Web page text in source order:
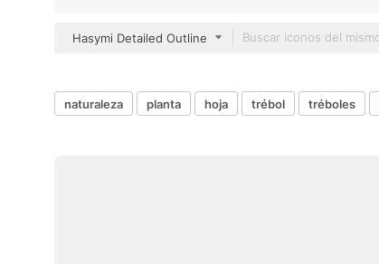
Hasymi Detailed Outline
naturaleza planta hoja trébol tréboles